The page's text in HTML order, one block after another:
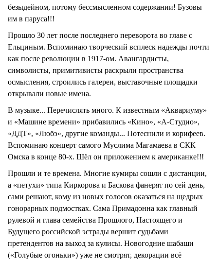
безыдейном, потому бессмысленном содержании! Бузовы
им в паруса!!!
Прошло 30 лет после последнего переворота во главе с
Ельциным. Вспоминаю творческий всплеск надежды почти
как после революции в 1917-ом. Авангардисты,
символисты, примитивисты раскрыли пространства
осмысления, строились галереи, выставочные площадки
открывали новые имена.
В музыке... Перечислять много. К известным «Аквариуму»
и «Машине времени» прибавились «Кино», «А-Студио»,
«ДДТ», «Любэ», другие команды... Потеснили и корифеев.
Вспоминаю концерт самого Муслима Магамаева в СКК
Омска в конце 80-х. Шёл он приложением к американке!!!
Прошли и те времена. Многие кумиры сошли с дистанции,
а «петухи» типа Киркорова и Баскова фанерят по сей день,
сами решают, кому из новых голосов оказаться на щедрых
гонорарных подмостках. Сама Примадонна как главный
рулевой и глава семейства Прошлого, Настоящего и
Будущего российской эстрады вершит судьбами
претендентов на выход за кулисы. Новогодние шабаши
(«Голубые огоньки») уже не смотрят, декорации всё